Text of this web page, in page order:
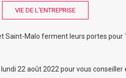
VIE DE L'ENTREPRISE
Saint-Malo ferment leurs portes pour
22 août 2022 pour vous